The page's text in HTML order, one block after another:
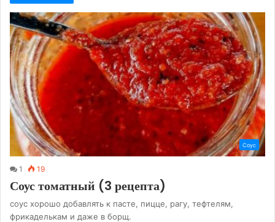
Соус
1 19
Соус томатный (3 рецепта)
соус хорошо добавлять к пасте, пицце, рагу, тефтелям,
фрикаделькам и даже в борщ.